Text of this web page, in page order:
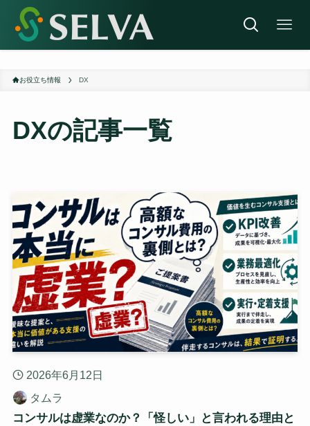
お役立ち情報 DX
DXの記事一覧
2026年6月12日
タムラ
コンサルは虚業なのか？「怪しい」と言われる理由と